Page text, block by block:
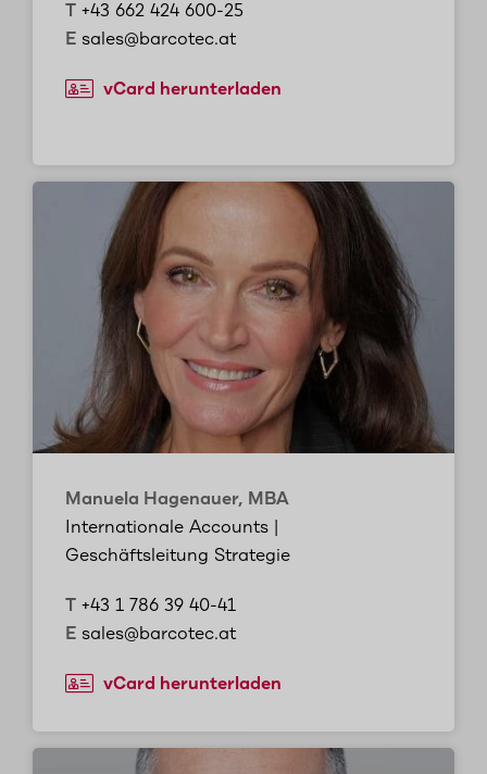
T +43 662 424 600-25
E sales@barcotec.at
vCard herunterladen
Manuela Hagenauer, MBA
Internationale Accounts |
Geschäftsleitung Strategie
T +43 1 786 39 40-41
E sales@barcotec.at
vCard herunterladen